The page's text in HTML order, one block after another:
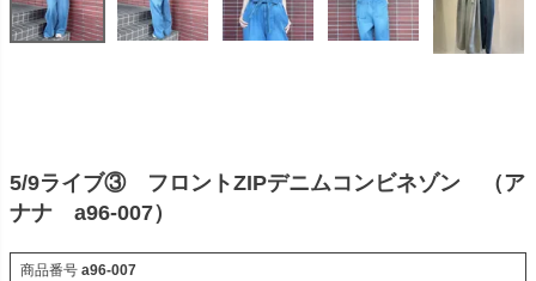
5/9ライブ③ フロントZIPデニムコンビネゾン （ア
ナナ a96-007）
商品番号 a96-007